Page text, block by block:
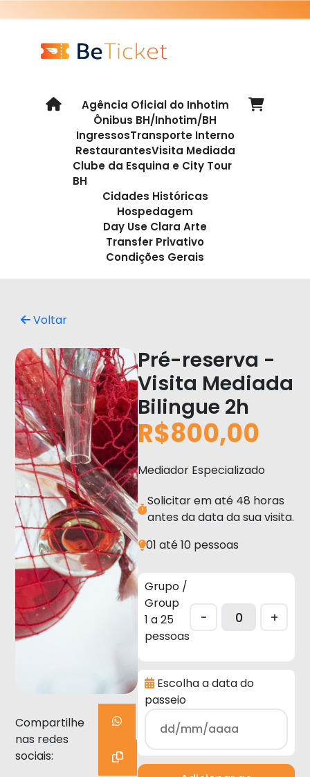
Agência Oficial do Inhotim
Ônibus BH/Inhotim/BH
IngressosTransporte Interno
RestaurantesVisita Mediada
Clube da Esquina e City Tour
BH
Cidades Históricas
Hospedagem
Day Use Clara Arte
Transfer Privativo
Condições Gerais
Voltar
Compartilhe
nas redes
sociais:
Pré-reserva -
Visita Mediada
Bilingue 2h
R$800,00
Mediador Especializado
Solicitar em até 48 horas
antes da data da sua visita.
01 até 10 pessoas
Grupo /
Group
1 a 25
pessoas
- +
Escolha a data do
passeio